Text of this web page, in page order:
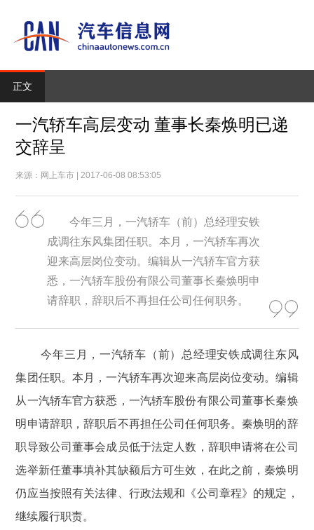
正文
一汽轿车高层变动 董事长秦焕明已递
交辞呈
来源：网上车市 | 2017-06-08 08:53:05
今年三月，一汽轿车（前）总经理安铁
成调往东风集团任职。本月，一汽轿车再次
迎来高层岗位变动。编辑从一汽轿车官方获
悉，一汽轿车股份有限公司董事长秦焕明申
请辞职，辞职后不再担任公司任何职务。
今年三月，一汽轿车（前）总经理安铁成调往东风
集团任职。本月，一汽轿车再次迎来高层岗位变动。编辑
从一汽轿车官方获悉，一汽轿车股份有限公司董事长秦焕
明申请辞职，辞职后不再担任公司任何职务。秦焕明的辞
职导致公司董事会成员低于法定人数，辞职申请将在公司
选举新任董事填补其缺额后方可生效，在此之前，秦焕明
仍应当按照有关法律、行政法规和《公司章程》的规定，
继续履行职责。